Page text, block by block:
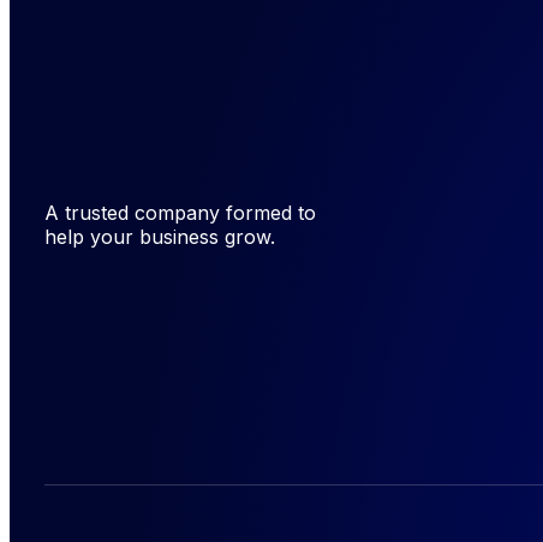
A trusted company formed to
help your business grow.